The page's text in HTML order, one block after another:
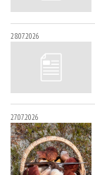
28.07.2026
27.07.2026